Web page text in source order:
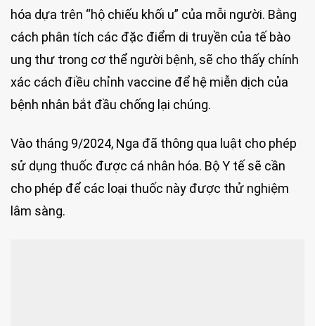
hóa dựa trên “hộ chiếu khối u” của mỗi người. Bằng
cách phân tích các đặc điểm di truyền của tế bào
ung thư trong cơ thể người bệnh, sẽ cho thấy chính
xác cách điều chỉnh vaccine để hệ miễn dịch của
bệnh nhân bắt đầu chống lại chúng.
Vào tháng 9/2024, Nga đã thông qua luật cho phép
sử dụng thuốc được cá nhân hóa. Bộ Y tế sẽ cần
cho phép để các loại thuốc này được thử nghiệm
lâm sàng.